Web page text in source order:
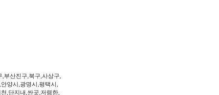
,부산진구,북구,사상구,
양시,광명시,평택시,
,단지내,싼곳,저렴한,